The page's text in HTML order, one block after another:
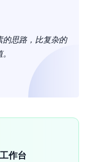
思路，比复杂的
作台